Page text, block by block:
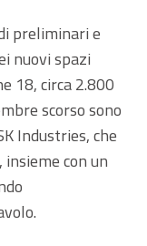
preliminari e
nuovi spazi
18, circa 2.800
scorso sono
Industries, che
con un